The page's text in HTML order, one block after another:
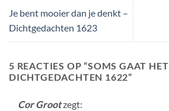
Je bent mooier dan je denkt –
Dichtgedachten 1623
5 REACTIES OP “SOMS GAAT
DICHTGEDACHTEN 1622”
Cor Grootzegt: